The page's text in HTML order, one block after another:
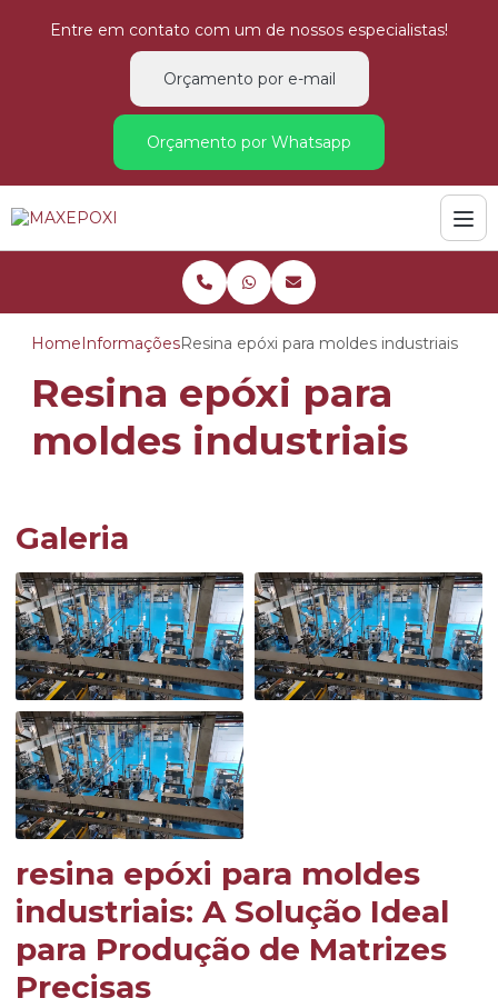
Entre em contato com um de nossos especialistas!
Orçamento por e-mail
Orçamento por Whatsapp
HomeInformaçõesResina epóxi para moldes industriais
Resina epóxi para
moldes industriais
Galeria
resina epóxi para moldes
industriais: A Solução Ideal
para Produção de Matrizes
Precisas